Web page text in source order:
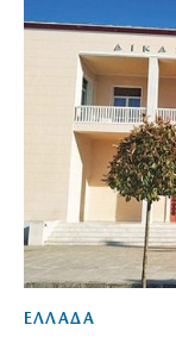
ΕΛΛΑΔΑ